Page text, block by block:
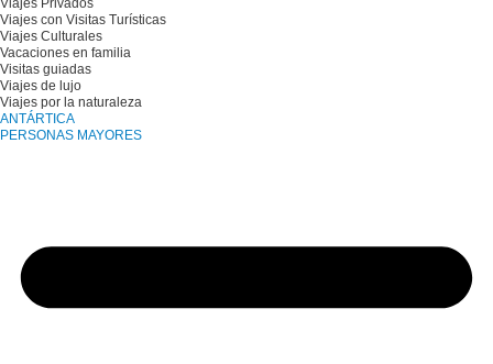
Viajes Privados
Viajes con Visitas Turísticas
Viajes Culturales
Vacaciones en familia
Visitas guiadas
Viajes de lujo
Viajes por la naturaleza
ANTÁRTICA
PERSONAS MAYORES